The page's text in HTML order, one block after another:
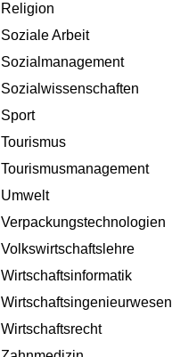
Religion
Soziale Arbeit
Sozialmanagement
Sozialwissenschaften
Sport
Tourismus
Tourismusmanagement
Umwelt
Verpackungstechnologien
Volkswirtschaftslehre
Wirtschaftsinformatik
Wirtschaftsingenieurwesen
Wirtschaftsrecht